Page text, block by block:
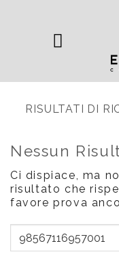
contenuti
RISULTATI DI
Nessun
Ci dispiace, ma
risultato che
favore prova